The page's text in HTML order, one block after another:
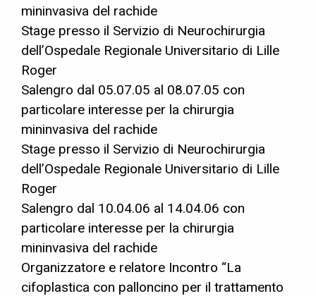
mininvasiva del rachide
Stage presso il Servizio di Neurochirurgia
dell’Ospedale Regionale Universitario di Lille
Roger
Salengro dal 05.07.05 al 08.07.05 con
particolare interesse per la chirurgia
mininvasiva del rachide
Stage presso il Servizio di Neurochirurgia
dell’Ospedale Regionale Universitario di Lille
Roger
Salengro dal 10.04.06 al 14.04.06 con
particolare interesse per la chirurgia
mininvasiva del rachide
Organizzatore e relatore Incontro “La
cifoplastica con palloncino per il trattamento